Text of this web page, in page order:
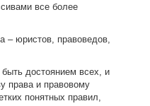
все более
– юристов, правоведов,
быть достоянием всех, и
права и правовому
понятных правил,